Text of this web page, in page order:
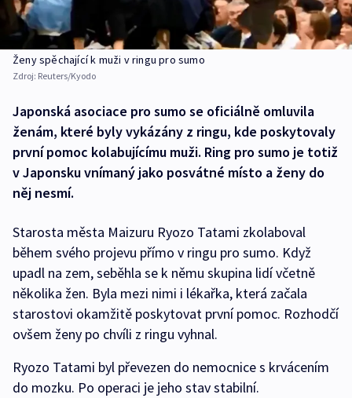
Ženy spěchající k muži v ringu pro sumo
Zdroj: Reuters/Kyodo
Japonská asociace pro sumo se oficiálně omluvila
ženám, které byly vykázány z ringu, kde poskytovaly
první pomoc kolabujícímu muži. Ring pro sumo je totiž
v Japonsku vnímaný jako posvátné místo a ženy do
něj nesmí.
Starosta města Maizuru Ryozo Tatami zkolaboval
během svého projevu přímo v ringu pro sumo. Když
upadl na zem, seběhla se k němu skupina lidí včetně
několika žen. Byla mezi nimi i lékařka, která začala
starostovi okamžitě poskytovat první pomoc. Rozhodčí
ovšem ženy po chvíli z ringu vyhnal.
Ryozo Tatami byl převezen do nemocnice s krvácením
do mozku. Po operaci je jeho stav stabilní.